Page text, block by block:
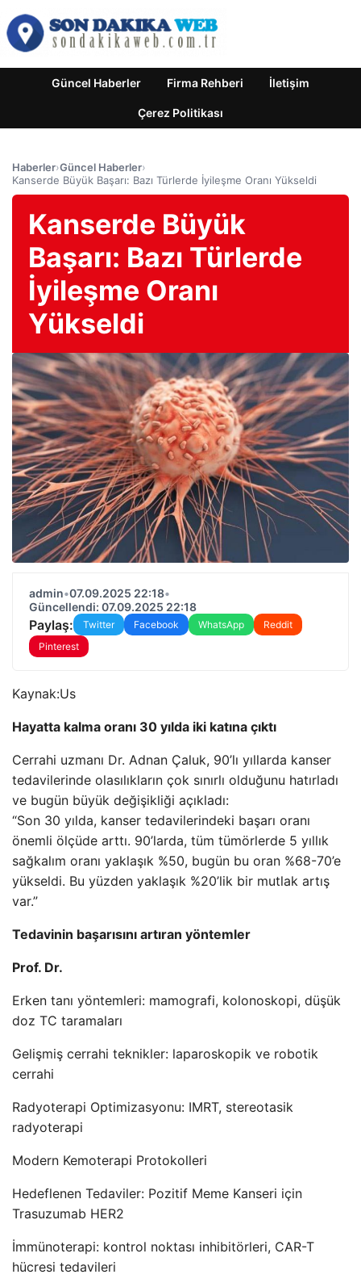
Güncel Haberler Firma Rehberi İletişim
Çerez Politikası
Haberler›Güncel Haberler›
Kanserde Büyük Başarı: Bazı Türlerde İyileşme Oranı Yükseldi
Kanserde Büyük
Başarı: Bazı Türlerde
İyileşme Oranı
Yükseldi
admin•07.09.2025 22:18•
Güncellendi: 07.09.2025 22:18
Paylaş: Twitter Facebook WhatsApp
Reddit
Pinterest
Kaynak:Us
Hayatta kalma oranı 30 yılda iki katına çıktı
Cerrahi uzmanı Dr. Adnan Çaluk, 90’lı yıllarda kanser
tedavilerinde olasılıkların çok sınırlı olduğunu hatırladı
ve bugün büyük değişikliği açıkladı:
“Son 30 yılda, kanser tedavilerindeki başarı oranı
önemli ölçüde arttı. 90’larda, tüm tümörlerde 5 yıllık
sağkalım oranı yaklaşık %50, bugün bu oran %68-70’e
yükseldi. Bu yüzden yaklaşık %20’lik bir mutlak artış
var.”
Tedavinin başarısını artıran yöntemler
Prof. Dr.
Erken tanı yöntemleri: mamografi, kolonoskopi, düşük
doz TC taramaları
Gelişmiş cerrahi teknikler: laparoskopik ve robotik
cerrahi
Radyoterapi Optimizasyonu: IMRT, stereotasik
radyoterapi
Modern Kemoterapi Protokolleri
Hedeflenen Tedaviler: Pozitif Meme Kanseri için
Trasuzumab HER2
İmmünoterapi: kontrol noktası inhibitörleri, CAR-T
hücresi tedavileri